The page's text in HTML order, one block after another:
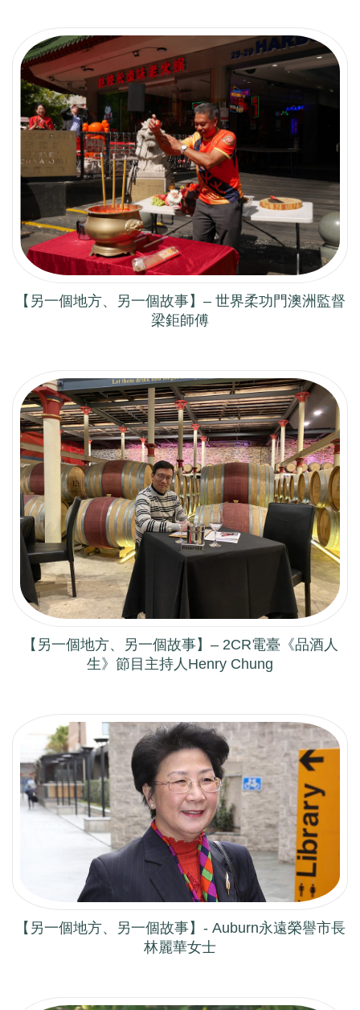
【另一個地方、另一個故事】– 世界柔功門澳洲監督
梁鉅師傅
【另一個地方、另一個故事】– 2CR電臺《品酒人
生》節目主持人Henry Chung
【另一個地方、另一個故事】- Auburn永遠榮譽市長
林麗華女士